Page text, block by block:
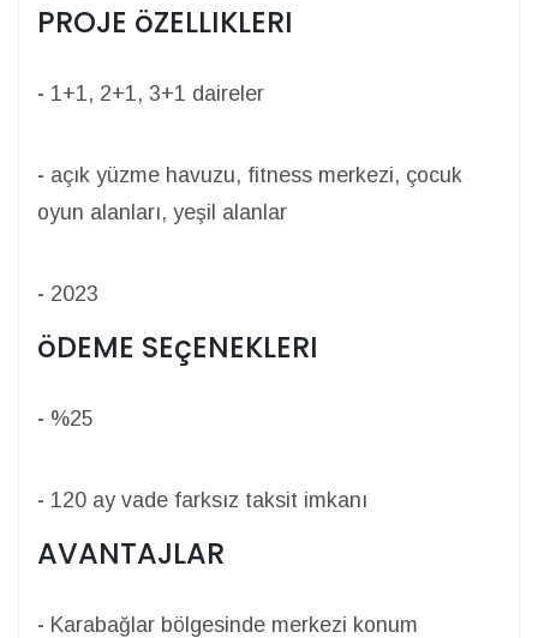
PROJE öZELLIKLERI
- 1+1, 2+1, 3+1 daireler
- açık yüzme havuzu, fitness merkezi, çocuk
oyun alanları, yeşil alanlar
- 2023
öDEME SEçENEKLERI
- %25
- 120 ay vade farksız taksit imkanı
AVANTAJLAR
- Karabağlar bölgesinde merkezi konum